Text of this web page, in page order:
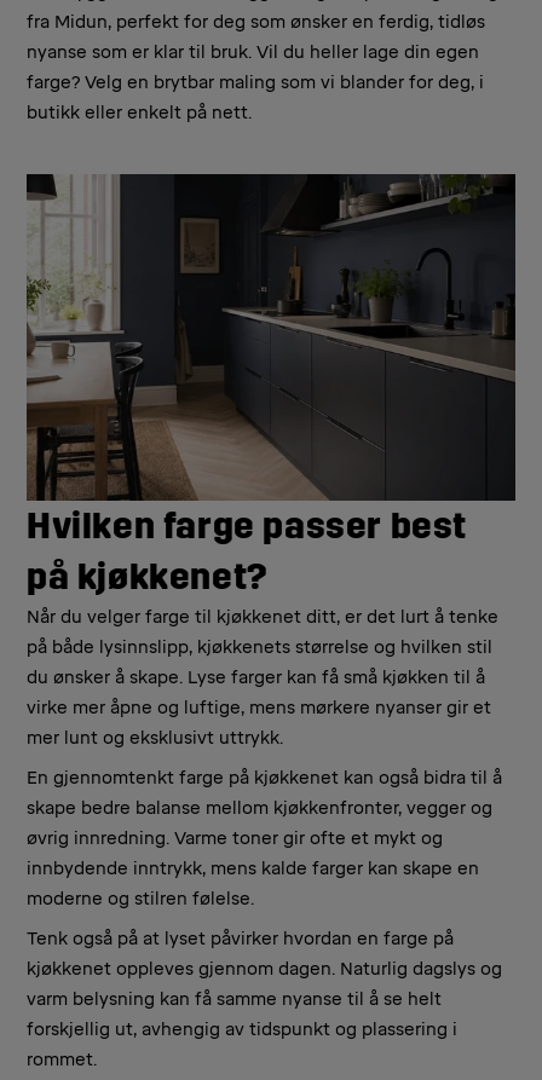
fra Midun, perfekt for deg som ønsker en ferdig, tidløs
nyanse som er klar til bruk. Vil du heller lage din egen
farge? Velg en brytbar maling som vi blander for deg, i
butikk eller enkelt på nett.
Hvilken farge passer best
på kjøkkenet?
Når du velger farge til kjøkkenet ditt, er det lurt å tenke
på både lysinnslipp, kjøkkenets størrelse og hvilken stil
du ønsker å skape. Lyse farger kan få små kjøkken til å
virke mer åpne og luftige, mens mørkere nyanser gir et
mer lunt og eksklusivt uttrykk.
En gjennomtenkt farge på kjøkkenet kan også bidra til å
skape bedre balanse mellom kjøkkenfronter, vegger og
øvrig innredning. Varme toner gir ofte et mykt og
innbydende inntrykk, mens kalde farger kan skape en
moderne og stilren følelse.
Tenk også på at lyset påvirker hvordan en farge på
kjøkkenet oppleves gjennom dagen. Naturlig dagslys og
varm belysning kan få samme nyanse til å se helt
forskjellig ut, avhengig av tidspunkt og plassering i
rommet.